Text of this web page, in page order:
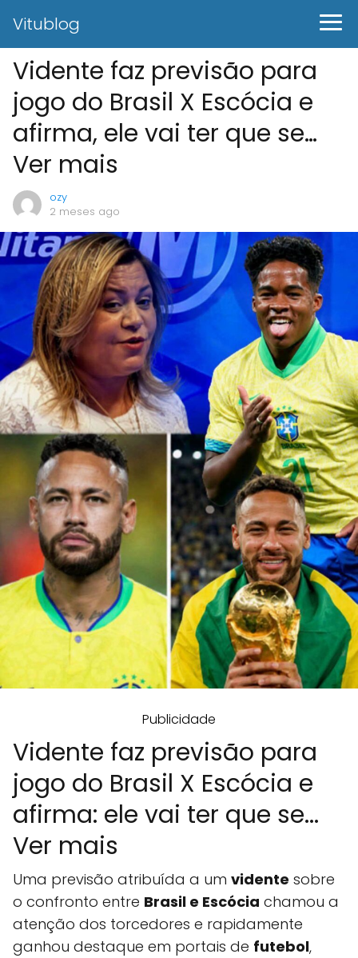
Vitublog
Vidente faz previsão para
jogo do Brasil X Escócia e
afirma, ele vai ter que se…
Ver mais
ozy
2 meses ago
Publicidade
Vidente faz previsão para
jogo do Brasil X Escócia e
afirma: ele vai ter que se...
Ver mais
Uma previsão atribuída a um vidente sobre
o confronto entre Brasil e Escócia chamou a
atenção dos torcedores e rapidamente
ganhou destaque em portais de futebol,